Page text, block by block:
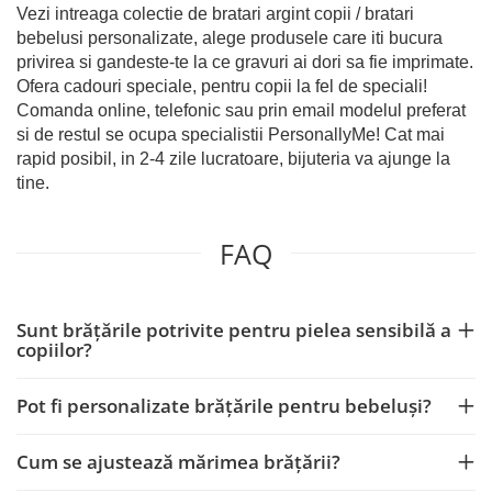
Vezi intreaga colectie de bratari argint copii / bratari
bebelusi personalizate, alege produsele care iti bucura
privirea si gandeste-te la ce gravuri ai dori sa fie imprimate.
Ofera cadouri speciale, pentru copii la fel de speciali!
Comanda online, telefonic sau prin email modelul preferat
si de restul se ocupa specialistii PersonallyMe! Cat mai
rapid posibil, in 2-4 zile lucratoare, bijuteria va ajunge la
tine.
FAQ
Sunt brățările potrivite pentru pielea sensibilă a
copiilor?
Pot fi personalizate brățările pentru bebeluși?
Cum se ajustează mărimea brățării?